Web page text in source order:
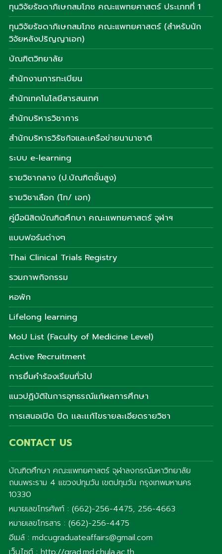
ทุนวิจัยรัชดาภิเษกสมโภช คณะแพทยศาสตร์ ประเภทที่ 1
ทุนวิจัยรัชดาภิเษกสมโภช คณะแพทยศาสตร์ (สำหรับนัก
วิจัยหลังปริญญาเอก)
บัณฑิตวิทยาลัย
สำนักงานการทะเบียน
สำนักเทคโนโลยีสารสนเทศ
สำนักบริหารวิชาการ
สำนักบริหารวิรัชกิจและเครือข่ายนานาชาติ
ระบบ e-learning
รายวิชากลาง (ป.บัณฑิตชั้นสูง)
รายวิชาเลือก (โท/ เอก)
คู่มือนิสิตบัณฑิตศึกษา คณะแพทยศาสตร์ จุฬาฯ
แบบฟอร์มต่างๆ
Thai Clinical Trials Registry
รวมภาพกิจกรรม
หอพัก
Lifelong learning
MoU List (Faculty of Medicine Level)
Active Recruitment
การยื่นคำร้องเรียนทั่วไป
แนวปฏิบัติในการอุทธรณ์แก้ผลการศึกษา
การเสนอเปิด ปิด เเละเเก้ไขรายละเอียดรายวิชา
CONTACT US
บัณฑิตศึกษา คณะแพทยศาสตร์ จุฬาลงกรณ์มหาวิทยาลัย
ถนนพระราม 4 แขวงปทุมวัน เขตปทุมวัน กรุงเทพมหานคร
10330
หมายเลขโทรศัพท์ : (662)-256-4475, 256-4663
หมายเลขโทรสาร : (662)-256-4475
อีเมล์ : mdcugraduateaffairs@gmail.com